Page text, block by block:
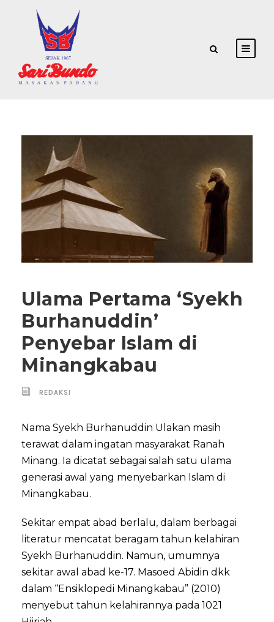
Ulama Pertama ‘Syekh
Burhanuddin’
Penyebar Islam di
Minangkabau
REDAKSI
Nama Syekh Burhanuddin Ulakan masih
terawat dalam ingatan masyarakat Ranah
Minang. Ia dicatat sebagai salah satu ulama
generasi awal yang menyebarkan Islam di
Minangkabau.
Sekitar empat abad berlalu, dalam berbagai
literatur mencatat beragam tahun kelahiran
Syekh Burhanuddin. Namun, umumnya
sekitar awal abad ke-17. Masoed Abidin dkk
dalam “Ensiklopedi Minangkabau” (2010)
menyebut tahun kelahirannya pada 1021